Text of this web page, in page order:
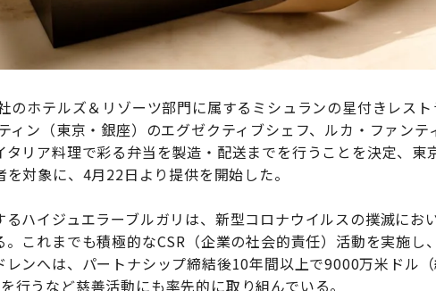
のホテルズ＆リゾーツ部門に属するミシュランの星付きレスト
ィン（東京・銀座）のエグゼクティブシェフ、ルカ・ファンテ
リア料理で彩る弁当を製造・配送までを行うことを決定、東
対象に、4月22日より提供を開始した。
ハイジュエラーブルガリは、新型コロナウイルスの撲滅にお
これまでも積極的なCSR（企業の社会的責任）活動を実施し
レンへは、パートナシップ締結後10年間以上で9000万米ドル
行うなど慈善活動にも率先的に取り組んでいる。